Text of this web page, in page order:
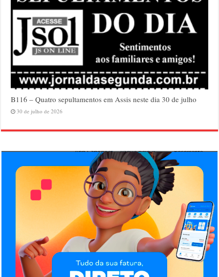
B116 – Quatro sepultamentos em Assis neste dia 30 de julho
30 de julho de 2026